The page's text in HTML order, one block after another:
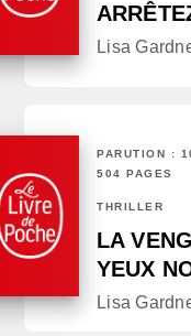
Lisa
PARUTION :
504 PAGES
THRILLER
LA
YEUX
Lisa